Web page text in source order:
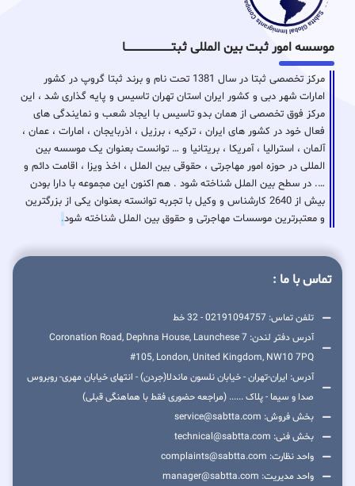
موسسه امور ثبت بین المللی ثبتـــــــــــــــــــــــــــــا
مرکز تخصصی ثبتا در سال 1381 تحت نام و برند ثبتا گروپ در کشور
امارات شهر دبی و کشور ایران استان تهران تاسیس و پایه گذاری شد ، این
مرکز فوق تخصصی از همان بدو تاسیس با ایجاد شعب و نمایندگی های
فعال خود در کشور های ایران ، ترکیه ، برزیل ، اذربایجان ، امارات ، عمان ،
آلمان ، استرالیا ، آمریکا ، بریتانیا و … توانست بعنوان یک موسسه بین
المللی در حوزه امور مهاجرتی ، حقوقی بین الملل ، اخذ ویزا ، اقامت دائم و
…. در سطح بین الملل شناخته شود . هم اکنون این مجموعه با دارا بودن
بیش از 2640 کارشناس و وکیل با تجربه توانسته بعنوان یکی از بزرگترین
و معتبرترین موسسات مهاجرتی و حقوق بین الملل شناخته شود.
تماس با ما :
تلفن تماس: 02191094757 - 32 خط
آدرس دفتر لندن: 7 Coronation Road, Dephna House, Launchese
#105, London, United Kingdom, NW10 7PQ
آدرس: ایران-تهران - خیابان نلسون ماندلا(جردن) - انتهای خیابان مهری- روبروس
صدا و سیما - پلاک ...... (مراجعه حضوری فقط با هماهنگی قبلی)
بخش فروش: service@sabtta.com
بخش فنی: technical@sabtta.com
واحد نظارت: complaints@sabtta.com
واحد مدیریت: manager@sabtta.com